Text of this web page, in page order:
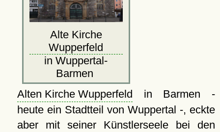
Alte Kirche
Wupperfeld
in Wuppertal-
Barmen
Alten Kirche Wupperfeld
in Barmen -
heute ein Stadtteil von Wuppertal -, eckte
aber mit seiner Künstlerseele bei den